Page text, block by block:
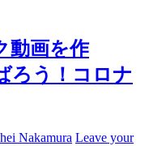
動画を作
ろう！コロナ
Nakamura Leave your